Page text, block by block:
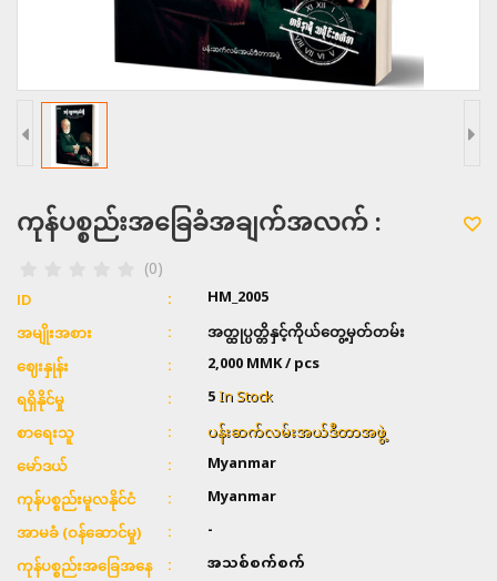
ကုန်ပစ္စည်းအခြေခံအချက်အလက် :
(0)
ID HM_2005
အမျိုးအစား
အတ္ထုပ္ပတ္တိနှင့်ကိုယ်တွေ့မှတ်တမ်း
ဈေးနှုန်း
2,000MMK / pcs
ရရှိနိုင်မှု 5In Stock
စာရေးသူ
ပန်းဆက်လမ်းအယ်ဒီတာအဖွဲ့
မော်ဒယ်
Myanmar
ကုန်ပစ္စည်းမူလနိုင်ငံ Myanmar
အာမခံ (ဝန်ဆောင်မှု) -
ကုန်ပစ္စည်းအခြေအနေ အသစ်စက်စက်